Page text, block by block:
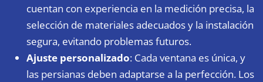
cuentan con experiencia en la medición precisa, la
selección de materiales adecuados y la instalación
segura, evitando problemas futuros.
Ajuste personalizado: Cada ventana es única, y
las persianas deben adaptarse a la perfección. Los